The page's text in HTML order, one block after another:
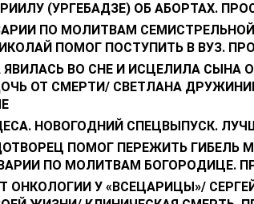
(УРГЕБАДЗЕ) ОБ АБОРТАХ.
ПО МОЛИТВАМ
ПОМОГ ПОСТУПИТЬ В ВУЗ.
ВО СНЕ И ИСЦЕЛИЛА СЫНА
ОТ СМЕРТИ/ СВЕТЛАНА
НОВОГОДНИЙ СПЕЦВЫПУСК.
ПОМОГ ПЕРЕЖИТЬ ГИБЕЛЬ
ПО МОЛИТВАМ БОГОРОДИЦЕ.
ОНКОЛОГИИ У «ВСЕЦАРИЦЫ»/